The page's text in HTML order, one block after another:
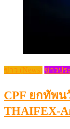
ข่าว (News) ข่าวปร
CPF ยกทัพน
THAIFEX-